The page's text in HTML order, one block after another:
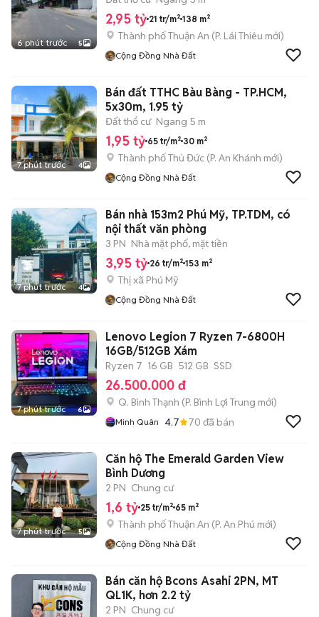
6 phút trước 5
2,95 tỷ 21 tr/m² 138 m²
Thành phố Thuận An (P. Lái Thiêu mới)
Cộng Đồng Nhà Đất
7 phút trước 4
Bán đất TTHC Bàu Bàng - TP.HCM,
5x30m, 1.95 tỷ
Đất thổ cư Ngang 5 m
1,95 tỷ 65 tr/m² 30 m²
Thành phố Thủ Đức (P. An Khánh mới)
Cộng Đồng Nhà Đất
7 phút trước 4
Bán nhà 153m2 Phú Mỹ, TP.TDM, có
nội thất văn phòng
3 PN Nhà mặt phố, mặt tiền
3,95 tỷ 26 tr/m² 153 m²
Thị xã Phú Mỹ
Cộng Đồng Nhà Đất
7 phút trước 6
Lenovo Legion 7 Ryzen 7-6800H
16GB/512GB Xám
Ryzen 7 16 GB 512 GB SSD
26.500.000 đ
Q. Bình Thạnh (P. Bình Lợi Trung mới)
Minh Quân 4.7 70 đã bán
7 phút trước 5
Căn hộ The Emerald Garden View
Bình Dương
2 PN Chung cư
1,6 tỷ 25 tr/m² 65 m²
Thành phố Thuận An (P. An Phú mới)
Cộng Đồng Nhà Đất
Bán căn hộ Bcons Asahi 2PN, MT
QL1K, hơn 2.2 tỷ
2 PN Chung cư